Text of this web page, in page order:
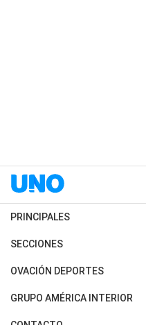
PRINCIPALES
Últimas Noticias
Política
SECCIONES
Horóscopo
Motores
OVACIÓN DEPORTES
Fútbol
Mundial
GRUPO AMÉRICA INTERIOR